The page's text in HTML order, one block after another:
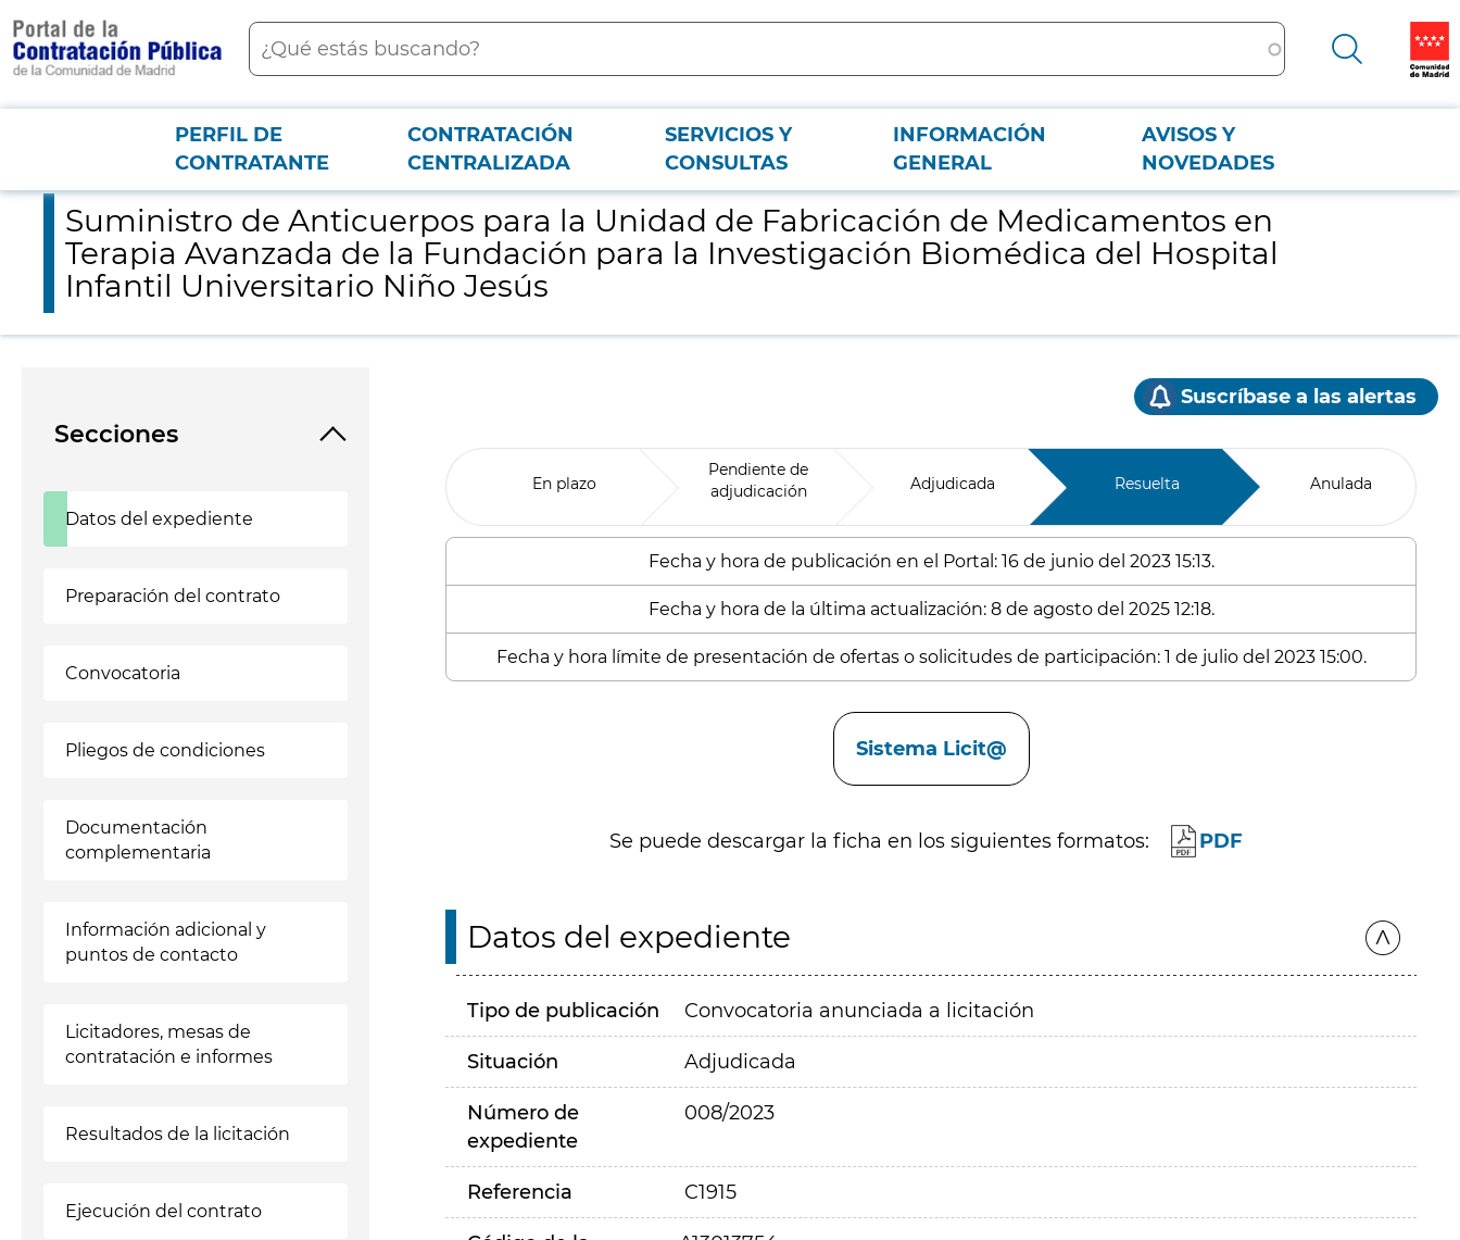
contenido
principal
Buscar
Menú PCON
PERFIL DE
CONTRATANTE
CONTRATACIÓN
CENTRALIZADA
SERVICIOS Y
CONSULTAS
INFORMACIÓN
GENERAL
AVISOS Y
NOVEDADES
Suministro de Anticuerpos para la Unidad de Fabricación de Medicamentos en Terapia Avanzada de la Fundación para la Investigación Biomédica del Hospital Infantil Universitario Niño Jesús
Suministro de Anticuerpos para la Unidad de Fabricación de Medicamentos en
Terapia Avanzada de la Fundación para la Investigación Biomédica del Hospital
Infantil Universitario Niño Jesús
Secciones
Datos del expediente
Preparación del contrato
Convocatoria
Pliegos de condiciones
Documentación
complementaria
Información adicional y
puntos de contacto
Licitadores, mesas de
contratación e informes
Resultados de la licitación
Ejecución del contrato
Suscríbase a las alertas
En plazo
Pendiente de
adjudicación
Adjudicada Resuelta Anulada
Fecha y hora de publicación en el Portal: 16 de junio del 2023 15:13.
Fecha y hora de la última actualización: 8 de agosto del 2025 12:18.
Fecha y hora límite de presentación de ofertas o solicitudes de participación: 1 de julio del 2023 15:00.
Sistema Licit@
Se puede descargar la ficha en los siguientes formatos: PDF
Datos del expediente
Tipo de publicación Convocatoria anunciada a licitación
Situación Adjudicada
Número de
expediente
008/2023
Referencia C1915